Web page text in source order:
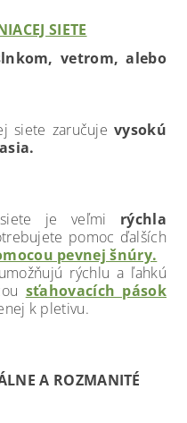
SIETE
vetrom, alebo
siete zaručujevysokú
je veľmi rýchla
pomoc ďalších
pevnej šnúry.
rýchlu a ľahkú
sťahovacích pások
k pletivu.
A ROZMANITÉ